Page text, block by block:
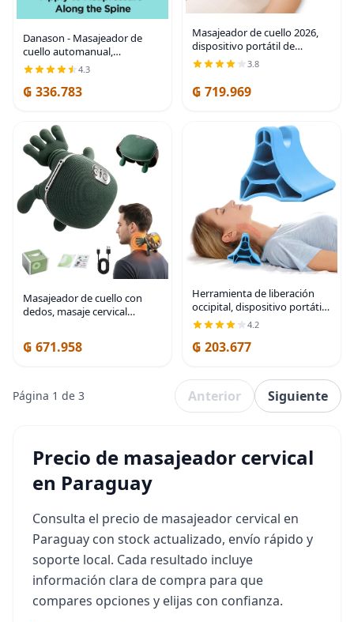
Danason - Masajeador de
cuello automanual,
herramienta de liberación
suboccipital y occipital,
dispositivo de punto de
4.3
₲ 336.783
Masajeador de cuello 2026,
dispositivo portátil de
tracción cervical, con
calefacción y vibración, alivia
la tensión muscular, modos
de masaje
3.8
₲ 719.969
Masajeador de cuello con
dedos, masaje cervical
portátil de cuello Shiatsu y
₲ 671.958
Herramienta de liberación
occipital, dispositivo portátil
de liberación suboccipital de
vértebra cervical, masajeador
de punto de acupresión con
4.2
₲ 203.677
Página 1 de 3 Anterior Siguiente
Precio de masajeador cervical
en Paraguay
Consulta el precio de masajeador cervical en
Paraguay con stock actualizado, envío rápido y
soporte local. Cada resultado incluye
información clara de compra para que
compares opciones y elijas con confianza.